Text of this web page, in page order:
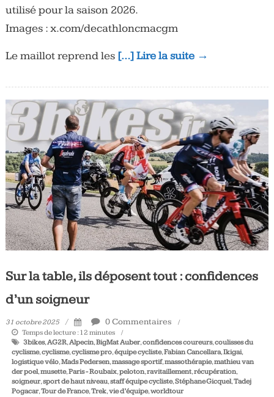
utilisé pour la saison 2026.
Images : x.com/decathloncmacgm
Le maillot reprend les […] Lire la suite →
Sur la table, ils déposent tout : confidences
d’un soigneur
31 octobre 2025 0 Commentaires
Temps de lecture : 12 minutes
3bikes,AG2R,Alpecin,BigMat Auber,confidences coureurs,coulisses du
cyclisme,cyclisme,cyclisme pro,équipe cycliste,Fabian Cancellara,Ikigai,
logistique vélo,Mads Pedersen,massage sportif,massothérapie,mathieu van
der poel,musette,Paris - Roubaix,peloton,ravitaillement,récupération,
soigneur,sport de haut niveau,staff équipe cycliste,Stéphane Gicquel,Tadej
Pogacar,Tour de France,Trek,vie d’équipe,worldtour